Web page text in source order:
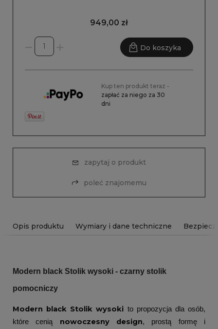
949,00 zł
Do koszyka
Kup ten produkt teraz -
zapłać za niego za 30
dni
zapytaj o produkt
poleć znajomemu
Opis produktu Wymiary i dane techniczne
Modern black Stolik wysoki - czarny stolik
pomocniczy
Modern black Stolik wysoki to propozycja dla osób,
które cenią nowoczesny design, prostą formę i